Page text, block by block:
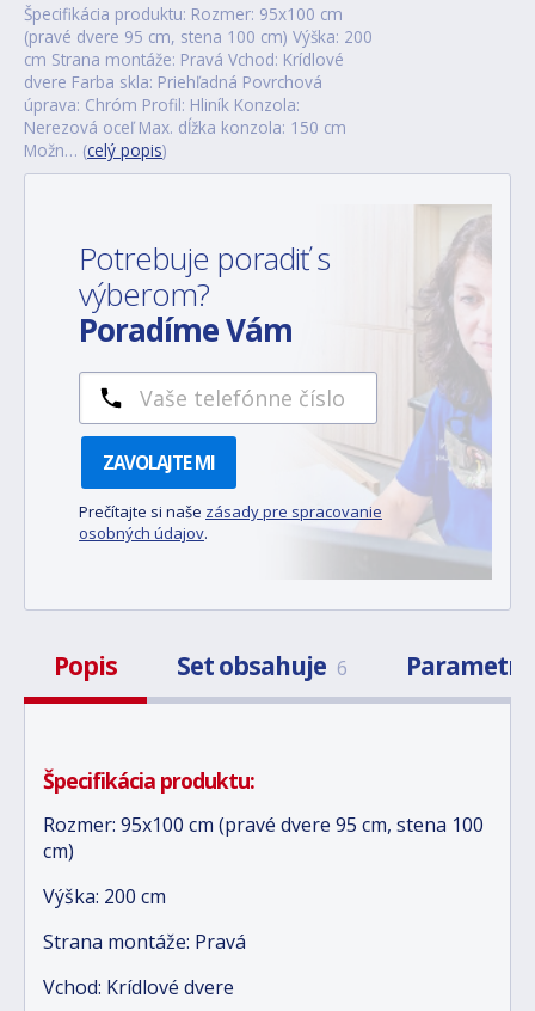
Špecifikácia produktu: Rozmer: 95x100 cm
(pravé dvere 95 cm, stena 100 cm) Výška: 200
cm Strana montáže: Pravá Vchod: Krídlové
dvere Farba skla: Priehľadná Povrchová
úprava: Chróm Profil: Hliník Konzola:
Nerezová oceľ Max. dĺžka konzola: 150 cm
Možn… (celý popis)
Potrebuje poradiť s
výberom?
Poradíme Vám
ZAVOLAJTE MI
Prečítajte si naše zásady pre spracovanie
osobných údajov.
Popis Set obsahuje 6 Parametre
Špecifikácia produktu:
Rozmer: 95x100 cm (pravé dvere 95 cm, stena 100
cm)
Výška: 200 cm
Strana montáže: Pravá
Vchod: Krídlové dvere